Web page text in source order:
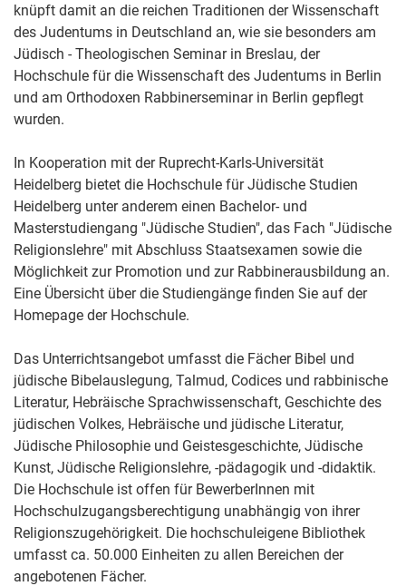
knüpft damit an die reichen Traditionen der Wissenschaft
des Judentums in Deutschland an, wie sie besonders am
Jüdisch - Theologischen Seminar in Breslau, der
Hochschule für die Wissenschaft des Judentums in Berlin
und am Orthodoxen Rabbinerseminar in Berlin gepflegt
wurden.
In Kooperation mit der Ruprecht-Karls-Universität
Heidelberg bietet die Hochschule für Jüdische Studien
Heidelberg unter anderem einen Bachelor- und
Masterstudiengang "Jüdische Studien", das Fach "Jüdische
Religionslehre" mit Abschluss Staatsexamen sowie die
Möglichkeit zur Promotion und zur Rabbinerausbildung an.
Eine Übersicht über die Studiengänge finden Sie auf der
Homepage der Hochschule.
Das Unterrichtsangebot umfasst die Fächer Bibel und
jüdische Bibelauslegung, Talmud, Codices und rabbinische
Literatur, Hebräische Sprachwissenschaft, Geschichte des
jüdischen Volkes, Hebräische und jüdische Literatur,
Jüdische Philosophie und Geistesgeschichte, Jüdische
Kunst, Jüdische Religionslehre, -pädagogik und -didaktik.
Die Hochschule ist offen für BewerberInnen mit
Hochschulzugangsberechtigung unabhängig von ihrer
Religionszugehörigkeit. Die hochschuleigene Bibliothek
umfasst ca. 50.000 Einheiten zu allen Bereichen der
angebotenen Fächer.